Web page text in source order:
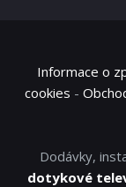
Informace o
cookies -
Dodávky,
dotykové